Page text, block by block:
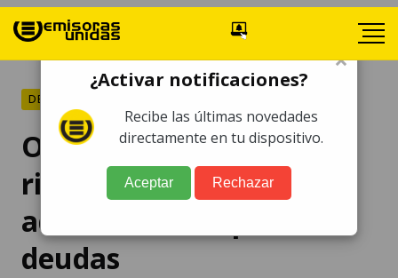
DEPORTES
Olympique Lyon en
riesgo de descenso
administrativo por
deudas
×
¿Activar notificaciones?
Recibe las últimas novedades
directamente en tu dispositivo.
Aceptar Rechazar